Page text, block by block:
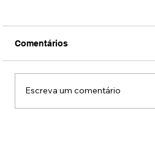
Comentários
Escreva um comentário